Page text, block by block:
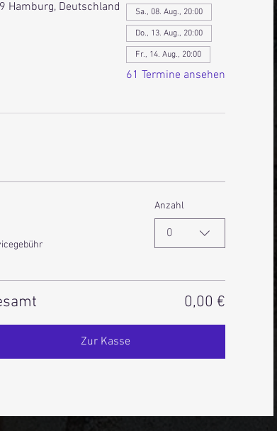
Hamburg, Deutschland
Sa., 08. Aug., 20:00
Do., 13. Aug., 20:00
Fr., 14. Aug., 20:00
61 Termine ansehen
Anzahl
0
0,00 €
Zur Kasse